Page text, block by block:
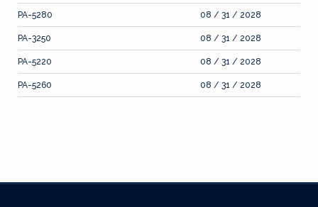
PA-5280 08 / 31 / 2028
PA-3250 08 / 31 / 2028
PA-5220 08 / 31 / 2028
PA-5260 08 / 31 / 2028